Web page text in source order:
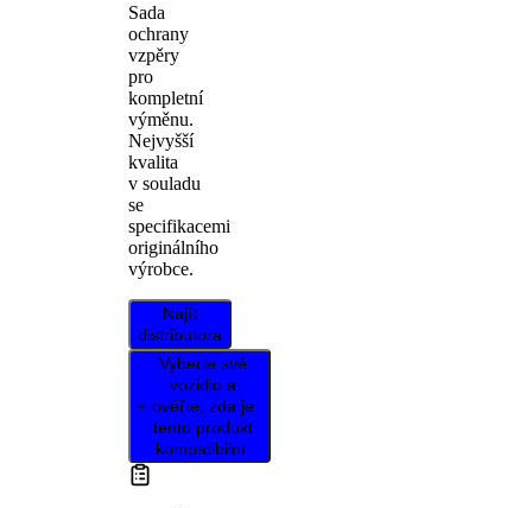
Sada
ochrany
vzpěry
pro
kompletní
výměnu.
Nejvyšší
kvalita
v souladu
se
specifikacemi
originálního
výrobce.
Najít
distributora
Vyberte své
vozidlo a
ověřte, zda je
tento produkt
kompatibilní.